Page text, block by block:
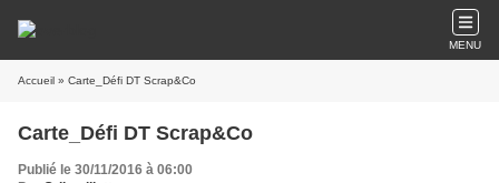
MENU
Accueil » Carte_Défi DT Scrap&Co
Carte_Défi DT Scrap&Co
Publié le 30/11/2016 à 06:00